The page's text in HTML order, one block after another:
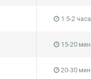
1.5-2 часа
15-20 мин
20-30 мин